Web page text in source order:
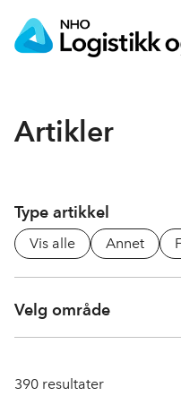
Artikler
Type artikkel
Vis alle Annet
Velg område
390 resultater